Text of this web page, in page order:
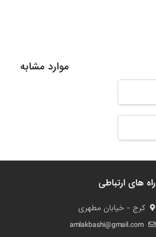
موارد مشابه
راه های ارتباطی
کرج - خیابان مطهری
amlakbashi@gmail.com